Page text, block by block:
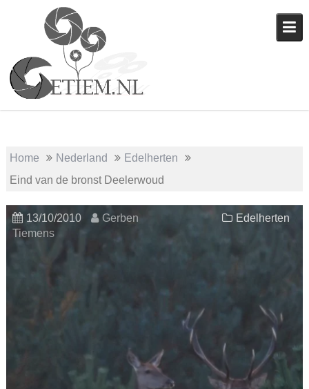
Home Nederland
Edelherten
Eind van de bronst Deelerwoud
13/10/2010
Gerben
Tiemens
Edelherten